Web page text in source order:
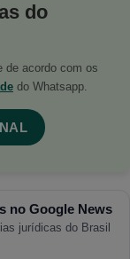
do
de acordo com os
do Whatsapp.
no Google News
jurídicas do Brasil